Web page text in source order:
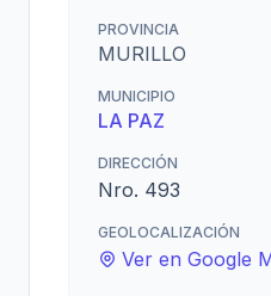
PROVINCIA
MURILLO
MUNICIPIO
LA PAZ
DIRECCIÓN
Nro. 493
GEOLOCALIZACIÓN
Ver en Google